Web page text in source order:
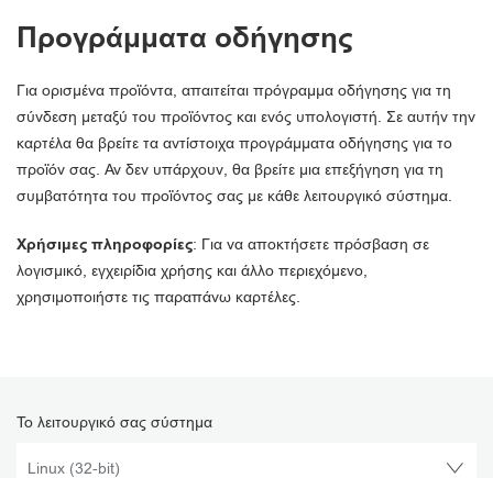
Προγράμματα οδήγησης
Για ορισμένα προϊόντα, απαιτείται πρόγραμμα οδήγησης για τη
σύνδεση μεταξύ του προϊόντος και ενός υπολογιστή. Σε αυτήν την
καρτέλα θα βρείτε τα αντίστοιχα προγράμματα οδήγησης για το
προϊόν σας. Αν δεν υπάρχουν, θα βρείτε μια επεξήγηση για τη
συμβατότητα του προϊόντος σας με κάθε λειτουργικό σύστημα.
Χρήσιμες πληροφορίες: Για να αποκτήσετε πρόσβαση σε
λογισμικό, εγχειρίδια χρήσης και άλλο περιεχόμενο,
χρησιμοποιήστε τις παραπάνω καρτέλες.
Το λειτουργικό σας σύστημα